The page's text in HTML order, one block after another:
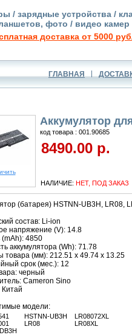
/ зарядные устройства /
фото / видео камер
доставка от 5000
ГЛАВНАЯ
Аккумулятор
код товара : 001.90685
8490.00 р.
НАЛИЧИЕ: НЕТ, ПОД ЗАКАЗ
(батарея) HSTNN-UB3H, LR08,
состав: Li-ion
напряжение (V): 14.8
(mAh): 4850
аккумулятора (Wh): 71.78
товара (мм): 212.51 x 49.74 x 13.25
срок (мес.): 12
черный
Cameron Sino
модели:
HSTNN-UB3H
LR08
LR08072XL
LR08XL